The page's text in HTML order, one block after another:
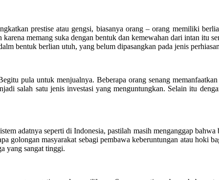
prestise atau gengsi, biasanya orang – orang memiliki
memang suka dengan bentuk dan kemewahan dari intan itu
bentuk berlian utuh, yang belum dipasangkan pada jenis
pula untuk menjualnya. Beberapa orang senang
salah satu jenis investasi yang menguntungkan. Selain itu
adatnya seperti di Indonesia, pastilah masih menganggap
golongan masyarakat sebagi pembawa keberuntungan atau hoki
yang sangat tinggi.